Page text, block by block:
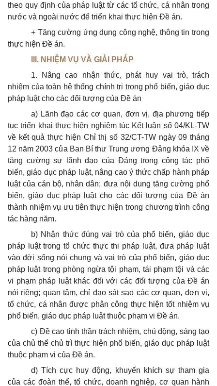
theo quy định của pháp luật từ các tổ chức, cá nhân trong
nước và ngoài nước để triển khai thực hiện Đề án.
+ Tăng cường ứng dụng công nghệ, thông tin trong
thực hiện Đề án.
III. NHIỆM VỤ VÀ GIẢI PHÁP
1. Nâng cao nhận thức, phát huy vai trò, trách
nhiệm của toàn hệ thống chính trị trong phổ biến, giáo dục
pháp luật cho các đối tượng của Đề án
a) Lãnh đạo các cơ quan, đơn vị, địa phương tiếp
tục triển khai thực hiện nghiêm túc Kết luận số 04/KL-TW
về kết quả thực hiện Chỉ thị số 32/CT-TW ngày 09 tháng
12 năm 2003 của Ban Bí thư Trung ương Đảng khóa IX về
tăng cường sự lãnh đạo của Đảng trong công tác phổ
biến, giáo dục pháp luật, nâng cao ý thức chấp hành pháp
luật của cán bộ, nhân dân; đưa nội dung tăng cường phổ
biến, giáo dục pháp luật cho các đối tượng của Đề án
thành nhiệm vụ ưu tiên thực hiện trong chương trình công
tác hàng năm.
b) Nhận thức đúng vai trò của phổ biến, giáo dục
pháp luật trong tổ chức thực thi pháp luật, đưa pháp luật
vào đời sống nói chung và vai trò của phổ biến, giáo dục
pháp luật trong phòng ngừa tội phạm, tái phạm tội và các
vi phạm pháp luật khác đối với các đối tượng của Đề án
nói riêng; quan tâm, chỉ đạo sát sao các cơ quan, đơn vị,
tổ chức, cá nhân được phân công thực hiện tốt nhiệm vụ
phổ biến, giáo dục pháp luật thuộc phạm vi Đề án.
c) Đề cao tinh thần trách nhiệm, chủ động, sáng tạo
của chủ thể chủ trì thực hiện phổ biến, giáo dục pháp luật
thuộc phạm vi của Đề án.
d) Tích cực huy động, khuyến khích sự tham gia
của các đoàn thể, tổ chức, doanh nghiệp, cơ quan hành